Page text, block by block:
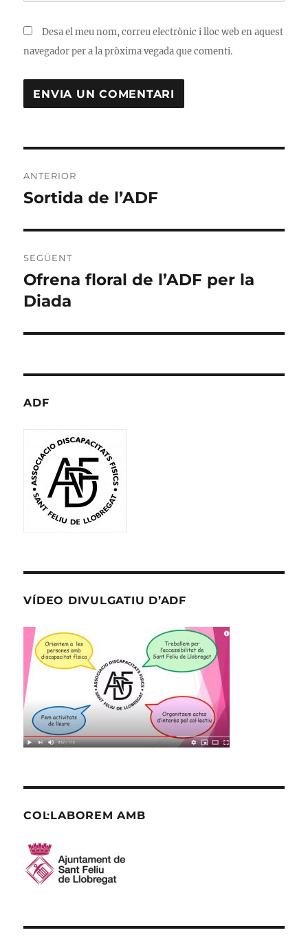
Desa el meu nom, correu electrònic i lloc web en aquest
navegador per a la pròxima vegada que comenti.
d'entrades
ANTERIOR
Entrada
Sortida de l’ADF
SEGÜENT
Entrada
següent:
Ofrena floral de l’ADF per la
Diada
ADF
VÍDEO DIVULGATIU D’ADF
COL·LABOREM AMB